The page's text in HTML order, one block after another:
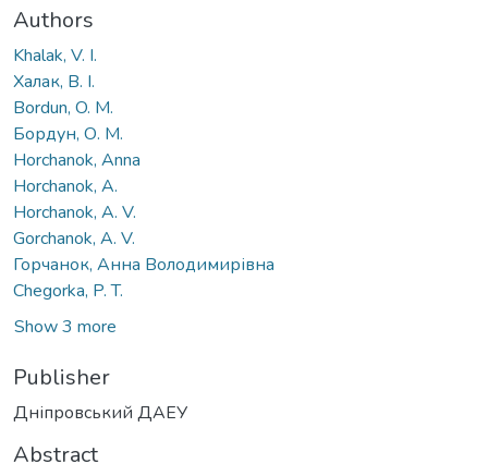
Authors
Khalak, V. I.
Халак, В. І.
Bordun, O. M.
Бордун, О. М.
Horchanok, Anna
Horchanok, A.
Horchanok, A. V.
Gorchanok, A. V.
Горчанок, Анна Володимирівна
Chegorka, P. T.
Show 3 more
Publisher
Дніпровський ДАЕУ
Abstract